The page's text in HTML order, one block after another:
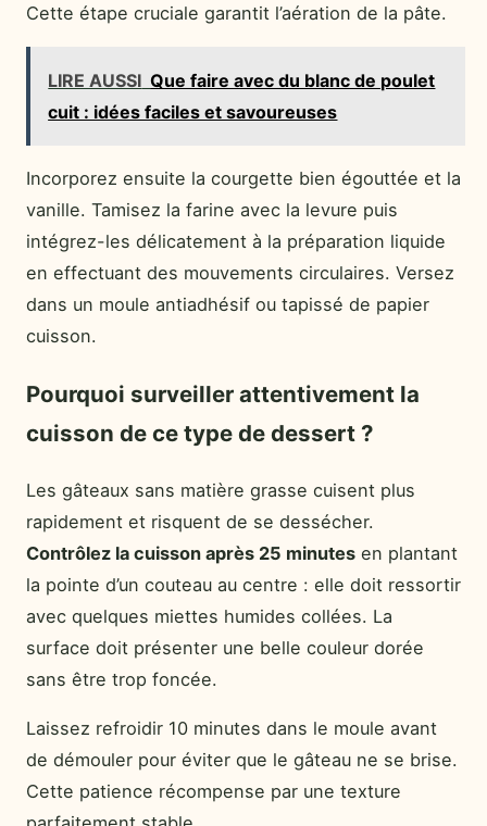
Cette étape cruciale garantit l’aération de la pâte.
LIRE AUSSI Que faire avec du blanc de poulet
cuit : idées faciles et savoureuses
Incorporez ensuite la courgette bien égouttée et la
vanille. Tamisez la farine avec la levure puis
intégrez-les délicatement à la préparation liquide
en effectuant des mouvements circulaires. Versez
dans un moule antiadhésif ou tapissé de papier
cuisson.
Pourquoi surveiller attentivement la
cuisson de ce type de dessert ?
Les gâteaux sans matière grasse cuisent plus
rapidement et risquent de se dessécher.
Contrôlez la cuisson après 25 minutes en plantant
la pointe d’un couteau au centre : elle doit ressortir
avec quelques miettes humides collées. La
surface doit présenter une belle couleur dorée
sans être trop foncée.
Laissez refroidir 10 minutes dans le moule avant
de démouler pour éviter que le gâteau ne se brise.
Cette patience récompense par une texture